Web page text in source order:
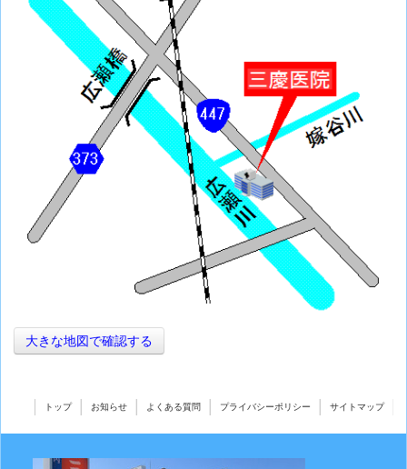
大きな地図で確認する
トップ お知らせ よくある質問 プライバシーポリシー サイトマップ